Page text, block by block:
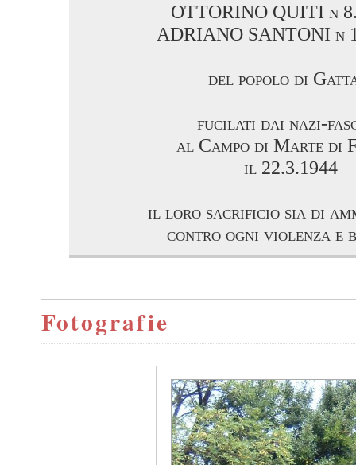
OTTORINO QUITI n
ADRIANO SANTONI n
del popolo di
fucilati dai nazi-
al Campo di Marte di
il 22.3.1944
il loro sacrificio sia di
contro ogni violenza e
Fotografie